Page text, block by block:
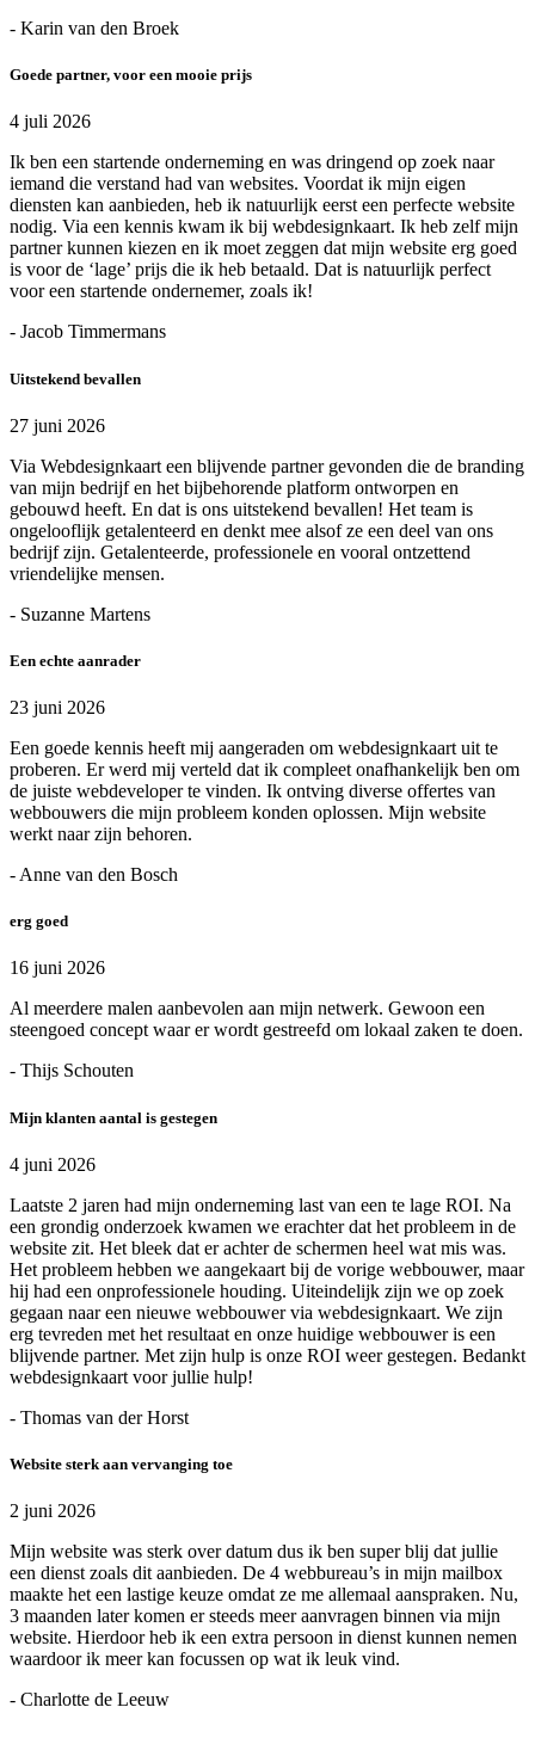
- Karin van den Broek
Goede partner, voor een mooie prijs
4 juli 2026
Ik ben een startende onderneming en was dringend op zoek naar
iemand die verstand had van websites. Voordat ik mijn eigen
diensten kan aanbieden, heb ik natuurlijk eerst een perfecte website
nodig. Via een kennis kwam ik bij webdesignkaart. Ik heb zelf mijn
partner kunnen kiezen en ik moet zeggen dat mijn website erg goed
is voor de ‘lage’ prijs die ik heb betaald. Dat is natuurlijk perfect
voor een startende ondernemer, zoals ik!
- Jacob Timmermans
Uitstekend bevallen
27 juni 2026
Via Webdesignkaart een blijvende partner gevonden die de branding
van mijn bedrijf en het bijbehorende platform ontworpen en
gebouwd heeft. En dat is ons uitstekend bevallen! Het team is
ongelooflijk getalenteerd en denkt mee alsof ze een deel van ons
bedrijf zijn. Getalenteerde, professionele en vooral ontzettend
vriendelijke mensen.
- Suzanne Martens
Een echte aanrader
23 juni 2026
Een goede kennis heeft mij aangeraden om webdesignkaart uit te
proberen. Er werd mij verteld dat ik compleet onafhankelijk ben om
de juiste webdeveloper te vinden. Ik ontving diverse offertes van
webbouwers die mijn probleem konden oplossen. Mijn website
werkt naar zijn behoren.
- Anne van den Bosch
erg goed
16 juni 2026
Al meerdere malen aanbevolen aan mijn netwerk. Gewoon een
steengoed concept waar er wordt gestreefd om lokaal zaken te doen.
- Thijs Schouten
Mijn klanten aantal is gestegen
4 juni 2026
Laatste 2 jaren had mijn onderneming last van een te lage ROI. Na
een grondig onderzoek kwamen we erachter dat het probleem in de
website zit. Het bleek dat er achter de schermen heel wat mis was.
Het probleem hebben we aangekaart bij de vorige webbouwer, maar
hij had een onprofessionele houding. Uiteindelijk zijn we op zoek
gegaan naar een nieuwe webbouwer via webdesignkaart. We zijn
erg tevreden met het resultaat en onze huidige webbouwer is een
blijvende partner. Met zijn hulp is onze ROI weer gestegen. Bedankt
webdesignkaart voor jullie hulp!
- Thomas van der Horst
Website sterk aan vervanging toe
2 juni 2026
Mijn website was sterk over datum dus ik ben super blij dat jullie
een dienst zoals dit aanbieden. De 4 webbureau’s in mijn mailbox
maakte het een lastige keuze omdat ze me allemaal aanspraken. Nu,
3 maanden later komen er steeds meer aanvragen binnen via mijn
website. Hierdoor heb ik een extra persoon in dienst kunnen nemen
waardoor ik meer kan focussen op wat ik leuk vind.
- Charlotte de Leeuw